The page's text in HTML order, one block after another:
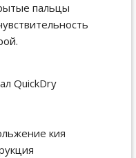
пальцы
QuickDry
кия